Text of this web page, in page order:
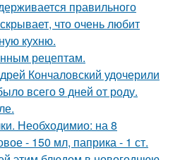
правильного
что очень любит
кухню.
рецептам.
Кончаловский удочерили
всего 9 дней от роду.
Необходимио: на 8
- 150 мл, паприка - 1 ст.